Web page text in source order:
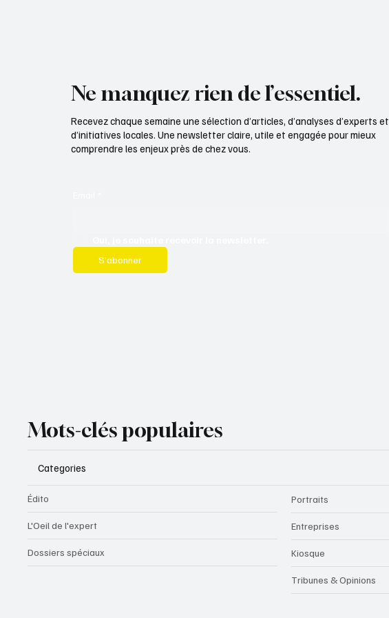
Ne manquez rien de l’essentiel.
Recevez chaque semaine une sélection d’articles, d’analyses d’experts et
d’initiatives locales. Une newsletter claire, utile et engagée pour mieux
comprendre les enjeux près de chez vous.
S’abonner
Mots-clés populaires
Categories
Édito
L'Oeil de l'expert
Dossiers spéciaux
Portraits
Entreprises
Kiosque
Tribunes & Opinions